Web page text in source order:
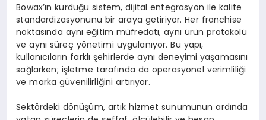
Bowax’ın kurduğu sistem, dijital entegrasyon ile kalite
standardizasyonunu bir araya getiriyor. Her franchise
noktasında aynı eğitim müfredatı, aynı ürün protokolü
ve aynı süreç yönetimi uygulanıyor. Bu yapı,
kullanıcıların farklı şehirlerde aynı deneyimi yaşamasını
sağlarken; işletme tarafında da operasyonel verimliliği
ve marka güvenilirliğini artırıyor.
Sektördeki dönüşüm, artık hizmet sunumunun ardında